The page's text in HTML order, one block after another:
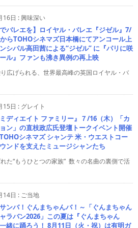
16日 :興味深い
でバレエを】ロイヤル・バレエ『ジゼル』7/
らTOHOシネマズ日本橋にてアンコール上
シパル高田茜による“ジゼル” に『パリに咲
ル』ファンも沸き異例の再上映
広げられる、世界最高峰の英国ロイヤル・バ
15日 : グレイト
ディエイト ファミリー』７/16（木）「カ
ン」の直枝政広氏登壇トークイベント開催
シネマズ シャンテ 米・ウエストコー
ンドを支えたミュージシャンたち
た“もうひとつの家族” 数々の名曲の裏側で活
14日 : ご当地
ンバ！ぐんまちゃんバ！～「ぐんまちゃん
ラバン2026」この夏は『ぐんまちゃん
緒に踊ろう！ 8月11日（火・祝）は有明ガ